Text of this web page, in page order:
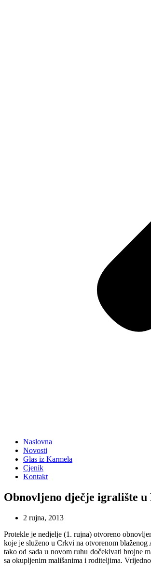
Naslovna
Novosti
Glas iz Karmela
Cjenik
Kontakt
Obnovljeno dječje igralište
2 rujna, 2013
Protekle je nedjelje (1. rujna) otvoreno
koje je služeno u Crkvi na otvorenom
tako od sada u novom ruhu dočekivati brojne
sa okupljenim mališanima i roditeljima.